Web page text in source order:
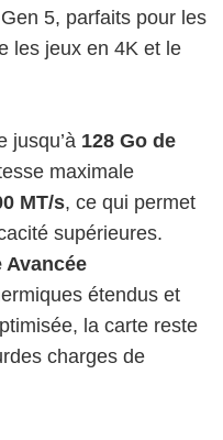
5, parfaits pour les
les jeux en 4K et le
jusqu’à 128 Go de
maximale
MT/s, ce qui permet
supérieures.
étendus et
la carte reste
charges de